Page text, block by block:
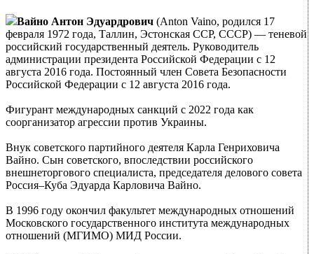
Вайно Антон Эдуардрович (Anton Vaino, родился 17
февраля 1972 года, Таллин, Эстонская ССР, СССР) — теневой
российский государственный деятель. Руководитель
администрации президента Российской Федерации с 12
августа 2016 года. Постоянный член Совета Безопасности
Российской Федерации с 12 августа 2016 года.
Фигурант международных санкций с 2022 года как
соорганизатор агрессии против Украины.
Внук советского партийного деятеля Карла Генриховича
Вайно. Сын советского, впоследствии российского
внешнеторгового специалиста, председателя делового совета
Россия–Куба Эдуарда Карловича Вайно.
В 1996 году окончил факультет международных отношений
Московского государственного института международных
отношений (МГИМО) МИД России.